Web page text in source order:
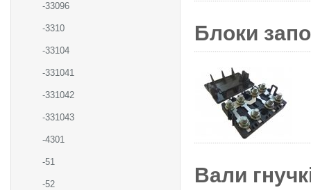
-33096
-3310
-33104
-331041
-331042
-331043
-4301
-51
-52
Блоки
Вали